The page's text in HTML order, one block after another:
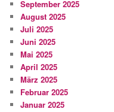
September 2025
August 2025
Juli 2025
Juni 2025
Mai 2025
April 2025
März 2025
Februar 2025
Januar 2025